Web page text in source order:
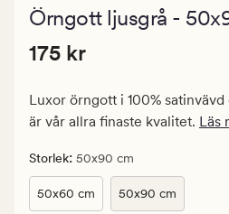
Örngott ljusgrå -
Pris
Ordinarie
175
kr
Pris 175 kr
175 kr
Luxor örngott i 100%
är vår allra finaste kvalitet. Läs
Storlek: 50x90 cm
50x60 cm 50x90 cm